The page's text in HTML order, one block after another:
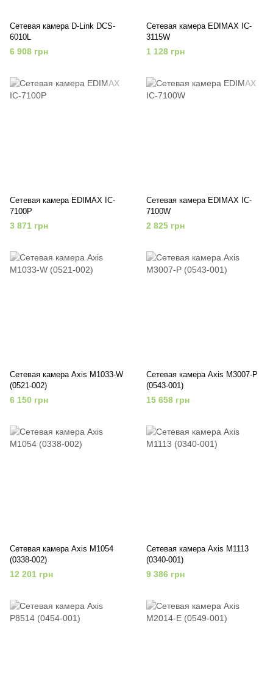
Сетевая камера D-Link DCS-
6010L
6 908 грн
Сетевая камера EDIMAX IC-
3115W
1 128 грн
Сетевая камера EDIMAX IC-
7100P
3 871 грн
Сетевая камера EDIMAX IC-
7100W
2 825 грн
Сетевая камера Axis M1033-W
(0521-002)
6 150 грн
Сетевая камера Axis M3007-P
(0543-001)
15 658 грн
Сетевая камера Axis M1054
(0338-002)
12 201 грн
Сетевая камера Axis M1113
(0340-001)
9 386 грн